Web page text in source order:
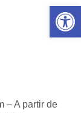
– A partir de